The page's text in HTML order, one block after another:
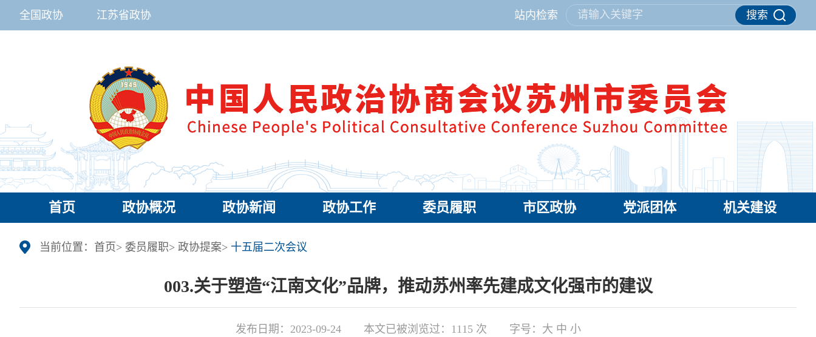
全国政协 江苏省政协 站内检索 请输入关键字 搜索
首页 政协概况 政协新闻 政协工作 委员履职 市区政协 党派团体 机关建设
当前位置： 首页> 委员履职> 政协提案> 十五届二次会议
003.关于塑造“江南文化”品牌，推动苏州率先建成文化强市的建议
发布日期：2023-09-24 本文已被浏览过： 1115次 字号： 大 中 小